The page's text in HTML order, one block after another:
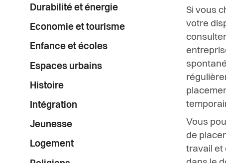
Si vous
votre
Vous
de
travail et
Durabilité et énergie
Economie et tourisme
Enfance et écoles
Espaces urbains
Histoire
Intégration
Jeunesse
Logement